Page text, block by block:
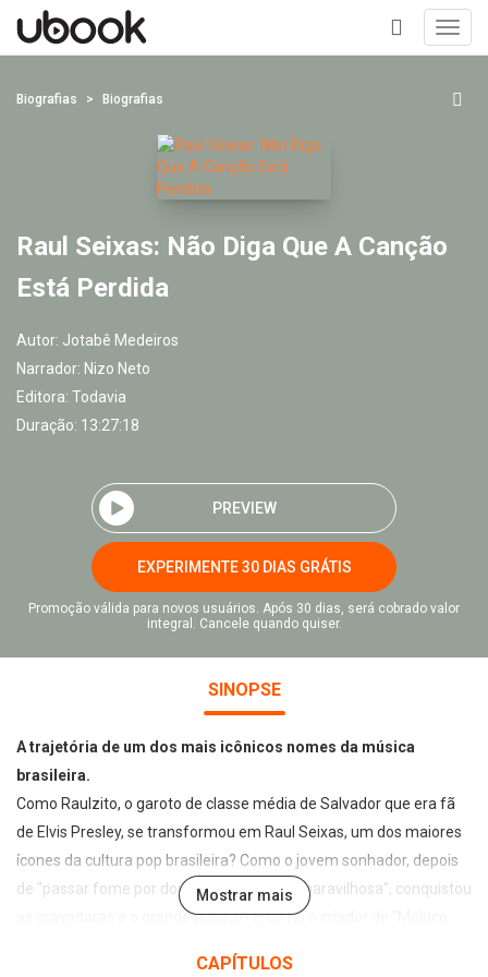
+
Biografias Biografias
Raul Seixas: Não Diga Que A Canção
Está Perdida
Autor: Jotabê Medeiros
Narrador: Nizo Neto
Editora: Todavia
Duração: 13:27:18
PREVIEW
EXPERIMENTE 30 DIAS GRÁTIS
Promoção válida para novos usuários. Após 30 dias, será cobrado valor
integral. Cancele quando quiser.
SINOPSE
A trajetória de um dos mais icônicos nomes da música
brasileira.
Como Raulzito, o garoto de classe média de Salvador que era fã
de Elvis Presley, se transformou em Raul Seixas, um dos maiores
ícones da cultura pop brasileira? Como o jovem sonhador, depois
de "passar fome por dois anos na cidade maravilhosa", conquistou
as gravadoras e o grande público? E como o criador de "Maluco
Mostrar mais
CAPÍTULOS